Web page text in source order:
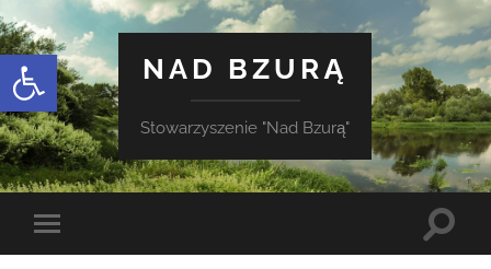
Otwórz pasek narzędzi
NAD BZURĄ
Stowarzyszenie "Nad Bzurą"
Toggle
mobile
Toggle